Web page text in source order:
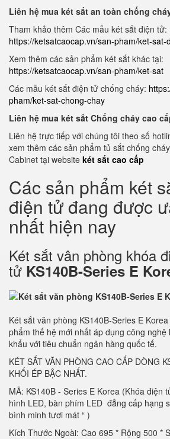
Liên hệ mua két sắt an toàn chống
Tham khảo thêm Các mẫu két sắt điện tử:
https://ketsatcaocap.vn/san-pham/ket-sat-
Xem thêm các sản phẩm két sắt khác tại:
https://ketsatcaocap.vn/san-pham/ket-sat
Các mẫu két sắt điện tử chống cháy:
pham/ket-sat-chong-chay
Liên hệ mua két sắt Chống cháy cao
Liên hệ trực tiếp với chúng tôi theo số
xem thêm các sản phẩm tủ sắt chống
Cabinet tại website két sắt cao cấp
Các sản phẩm két
điện tử đang được
nhất hiện nay
Két sắt vân phòng khóa
tử KS140B-Series E
Két sắt văn phòng KS140B-Series E
phẩm thế hệ mới nhất áp dụng công
khẩu với tiêu chuẩn ngân hàng quốc tế.
KÉT SẮT VĂN PHÒNG CAO CẤP DÒNG
KHỐI ÉP BẬC NHẤT.
MÃ: KS140B - Series E Korea (Khóa điện
hình LED, bàn phím LED đẳng cấp hạng
bình minh tươi mát “ )
Kích Thước Ngoài: Cao 695 * Rộng 500 *